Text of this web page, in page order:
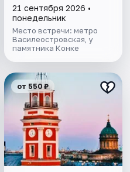
21 сентября 2026 •
понедельник
Место встречи: метро
Василеостровская, у
памятника Конке
от 550 ₽